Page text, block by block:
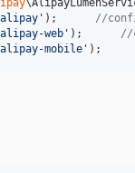
' ); //
web ' ); //
mobile ' );